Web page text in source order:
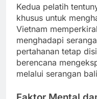
Kedua pelatih
khusus untuk
Vietnam
menghadapi
pertahanan tetap
berencana
melalui serangan